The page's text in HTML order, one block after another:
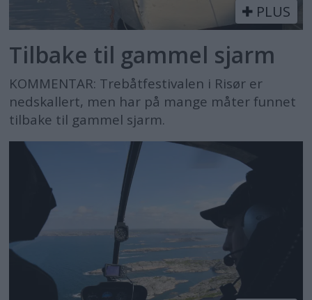
PLUS
Tilbake til gammel sjarm
KOMMENTAR: Trebåtfestivalen i Risør er
nedskallert, men har på mange måter funnet
tilbake til gammel sjarm.